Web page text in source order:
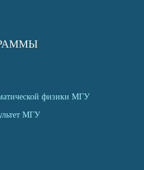
физики МГУ
МГУ